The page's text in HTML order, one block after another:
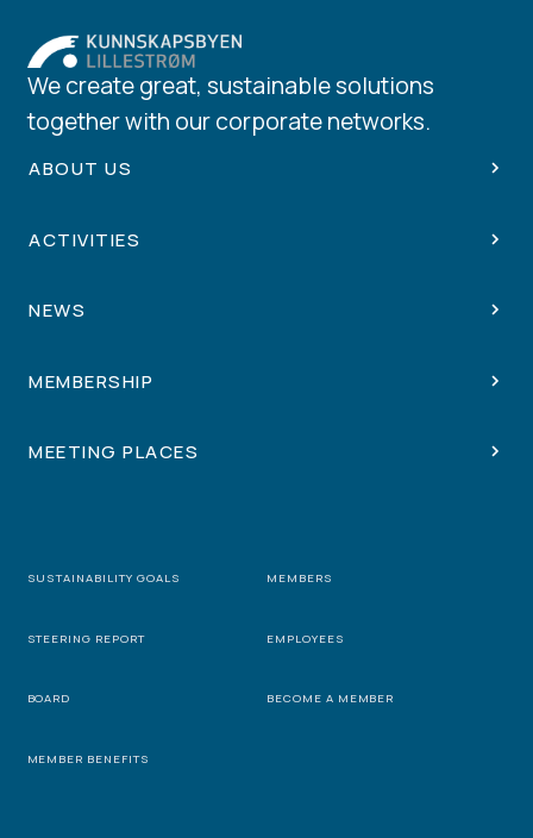
We create great, sustainable solutions
together with our corporate networks.
ABOUT US
ACTIVITIES
NEWS
MEMBERSHIP
MEETING PLACES
SUSTAINABILITY GOALS MEMBERS
STEERING REPORT EMPLOYEES
BOARD BECOME A MEMBER
MEMBER BENEFITS